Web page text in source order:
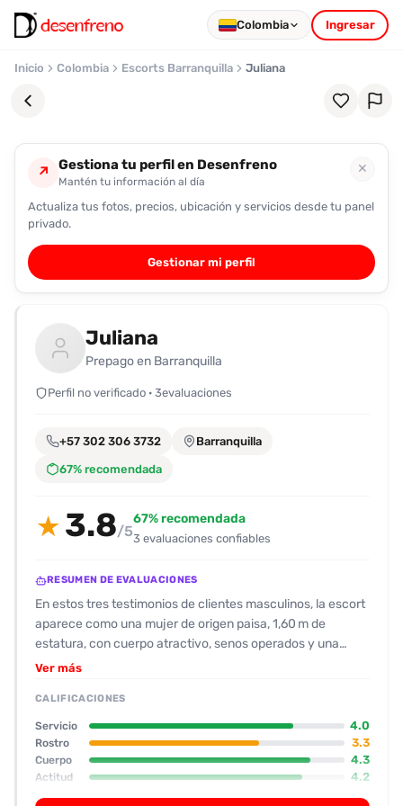
Colombia Ingresar
Inicio Colombia Escorts Barranquilla Juliana
Favoritos
Pronto
podrás
registrarte
guardar
favoritas
para
fácilmente.
↗ Gestiona tu perfil en Desenfreno
Mantén tu información al día
✕
Actualiza tus fotos, precios, ubicación y servicios desde tu panel
privado.
Gestionar mi perfil
Juliana
Prepago en Barranquilla
Perfil no verificado · 3evaluaciones
+57 302 306 3732 Barranquilla
67% recomendada
★ 3.8/5
67% recomendada
3 evaluaciones confiables
RESUMEN DE EVALUACIONES
En estos tres testimonios de clientes masculinos, la escort
aparece como una mujer de origen paisa, 1,60 m de
estatura, con cuerpo atractivo, senos operados y una
cintura marcada que muchos consideran “rico”. La
su rostro se califica entre 5 y 8/10, lo que sugiere que la
atracción está más en la figura que en la belleza
clásica.\n\nCon respecto al trato, todos los relatos
destacan una conversación fluida y una actitud coqueta;
la mujer suele abrirse con un vestido corto y luego pasar a
un body, y muestra disposición a interactuar y a seguir
Ver más
CALIFICACIONES
Servicio 4.0
Rostro 3.3
Cuerpo 4.3
Actitud 4.2